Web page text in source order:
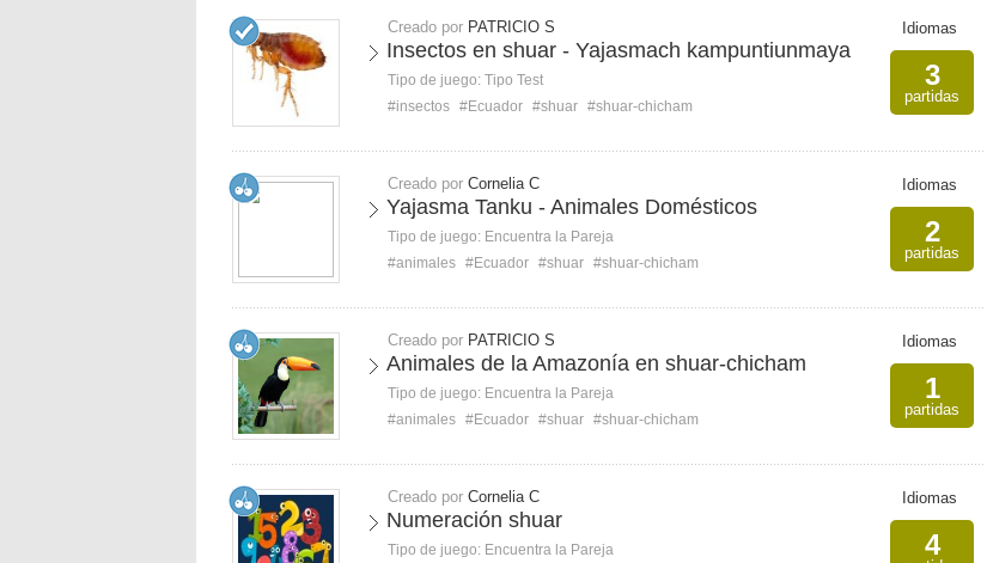
Creado por PATRICIO S
Insectos en shuar - Yajasmach kampuntiunmaya
Tipo de juego: Tipo Test
#insectos #Ecuador #shuar #shuar-chicham
Idiomas
3
partidas
Creado por Cornelia C
Yajasma Tanku - Animales Domésticos
Tipo de juego: Encuentra la Pareja
#animales #Ecuador #shuar #shuar-chicham
Idiomas
2
partidas
Creado por PATRICIO S
Animales de la Amazonía en shuar-chicham
Tipo de juego: Encuentra la Pareja
#animales #Ecuador #shuar #shuar-chicham
Idiomas
1
partidas
Creado por Cornelia C
Numeración shuar
Tipo de juego: Encuentra la Pareja
Idiomas
4